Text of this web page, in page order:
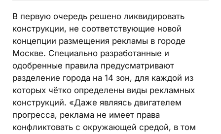
В первую очередь решено ликвидировать
конструкции, не соответствующие новой
концепции размещения рекламы в городе
Москве. Специально разработанные и
одобренные правила предусматривают
разделение города на 14 зон, для каждой из
которых чётко определены виды рекламных
конструкций. «Даже являясь двигателем
прогресса, реклама не имеет права
конфликтовать с окружающей средой, в том